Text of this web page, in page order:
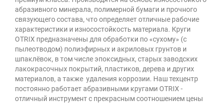
абразивного минерала, полимерной бумаги и прочного
связующего состава, что определяет отличные рабочие
характеристики и износостойкость материала. Круги
OTRIX предназначены для обработки по «сухому» (с
пылеотводом) полиэфирных и акриловых грунтов и
шпаклёвок, в том числе эпоксидных, старых заводских
лакокрасочных покрытий, пластиков, дерева и других
материалов, а также удаления коррозии. Наш техцентр
постоянно работает абразивными кругами OTRIX -
отличный инструмент с прекрасным соотношением цены